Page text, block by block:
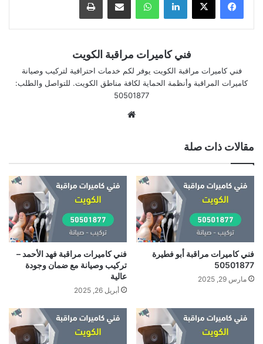
فني كاميرات مراقبة الكويت
فني كاميرات مراقبة الكويت يوفر لكم خدمات احترافية لتركيب وصيانة
كاميرات المراقبة وأنظمة الحماية لكافة مناطق الكويت. للتواصل والطلب:
50501877
مقالات ذات صلة
فني كاميرات مراقبة أبو فطيرة
50501877
مارس 29, 2025
فني كاميرات مراقبة فهد الأحمد –
تركيب وصيانة مع ضمان وجودة
عالية
أبريل 26, 2025